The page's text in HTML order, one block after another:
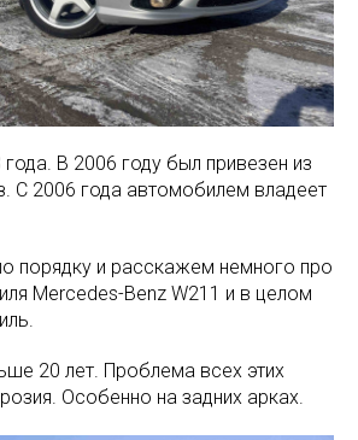
В 2006 году был привезен из
С 2006 года автомобилем владеет
порядку и расскажем немного про
Mercedes-Benz W211 и в целом
20 лет. Проблема всех этих
Особенно на задних арках.